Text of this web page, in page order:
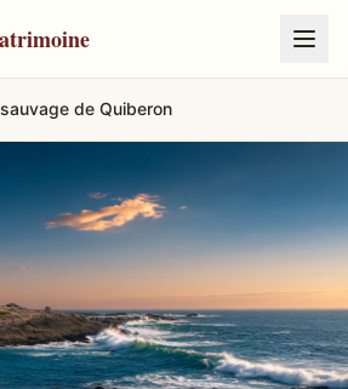
de Quiberon